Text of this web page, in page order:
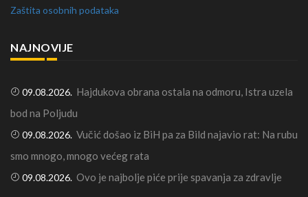
Zaštita osobnih podataka
NAJNOVIJE
09.08.2026. Hajdukova obrana ostala na odmoru, Istra uzela
bod na Poljudu
09.08.2026. Vučić došao iz BiH pa za Bild najavio rat: Na rubu
smo mnogo, mnogo većeg rata
09.08.2026. Ovo je najbolje piće prije spavanja za zdravlje